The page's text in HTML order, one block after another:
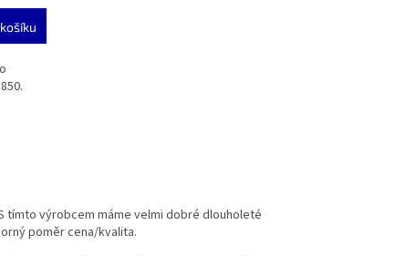
výrobcem máme velmi dobré dlouholeté
poměr cena/kvalita.